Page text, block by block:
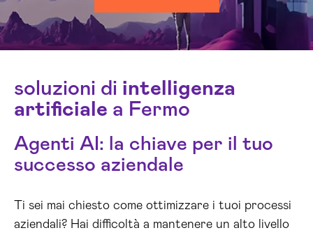
soluzioni di intelligenza
artificiale a Fermo
Agenti AI: la chiave per il tuo
successo aziendale
Ti sei mai chiesto come ottimizzare i tuoi processi
aziendali? Hai difficoltà a mantenere un alto livello